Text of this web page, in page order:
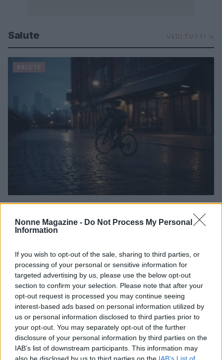
Nonne Magazine - Do Not Process My Personal
Information
If you wish to opt-out of the sale, sharing to third parties, or
processing of your personal or sensitive information for
targeted advertising by us, please use the below opt-out
section to confirm your selection. Please note that after your
opt-out request is processed you may continue seeing
interest-based ads based on personal information utilized by
us or personal information disclosed to third parties prior to
your opt-out. You may separately opt-out of the further
disclosure of your personal information by third parties on the
IAB’s list of downstream participants. This information may
Salute
Scopri come funzionano le anticipazioni e il
riscatto del fondo pensione
Il fondo pensione offre vantaggi fiscali significativi, ma è
gestire al meglio le emergenze…
Beatrice Beretta · 6 Ago 2026
SALUTE